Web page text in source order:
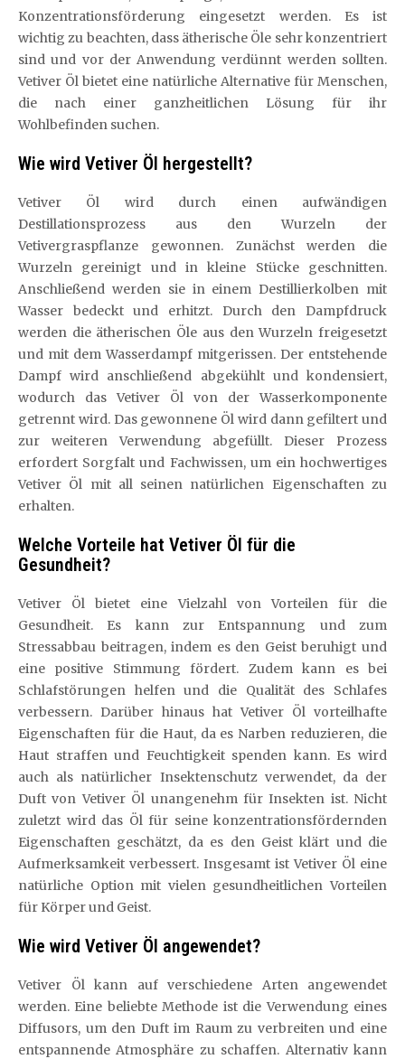
Konzentrationsförderung eingesetzt werden. Es ist
wichtig zu beachten, dass ätherische Öle sehr konzentriert
sind und vor der Anwendung verdünnt werden sollten.
Vetiver Öl bietet eine natürliche Alternative für Menschen,
die nach einer ganzheitlichen Lösung für ihr
Wohlbefinden suchen.
Wie wird Vetiver Öl hergestellt?
Vetiver Öl wird durch einen aufwändigen
Destillationsprozess aus den Wurzeln der
Vetivergraspflanze gewonnen. Zunächst werden die
Wurzeln gereinigt und in kleine Stücke geschnitten.
Anschließend werden sie in einem Destillierkolben mit
Wasser bedeckt und erhitzt. Durch den Dampfdruck
werden die ätherischen Öle aus den Wurzeln freigesetzt
und mit dem Wasserdampf mitgerissen. Der entstehende
Dampf wird anschließend abgekühlt und kondensiert,
wodurch das Vetiver Öl von der Wasserkomponente
getrennt wird. Das gewonnene Öl wird dann gefiltert und
zur weiteren Verwendung abgefüllt. Dieser Prozess
erfordert Sorgfalt und Fachwissen, um ein hochwertiges
Vetiver Öl mit all seinen natürlichen Eigenschaften zu
erhalten.
Welche Vorteile hat Vetiver Öl für die
Gesundheit?
Vetiver Öl bietet eine Vielzahl von Vorteilen für die
Gesundheit. Es kann zur Entspannung und zum
Stressabbau beitragen, indem es den Geist beruhigt und
eine positive Stimmung fördert. Zudem kann es bei
Schlafstörungen helfen und die Qualität des Schlafes
verbessern. Darüber hinaus hat Vetiver Öl vorteilhafte
Eigenschaften für die Haut, da es Narben reduzieren, die
Haut straffen und Feuchtigkeit spenden kann. Es wird
auch als natürlicher Insektenschutz verwendet, da der
Duft von Vetiver Öl unangenehm für Insekten ist. Nicht
zuletzt wird das Öl für seine konzentrationsfördernden
Eigenschaften geschätzt, da es den Geist klärt und die
Aufmerksamkeit verbessert. Insgesamt ist Vetiver Öl eine
natürliche Option mit vielen gesundheitlichen Vorteilen
für Körper und Geist.
Wie wird Vetiver Öl angewendet?
Vetiver Öl kann auf verschiedene Arten angewendet
werden. Eine beliebte Methode ist die Verwendung eines
Diffusors, um den Duft im Raum zu verbreiten und eine
entspannende Atmosphäre zu schaffen. Alternativ kann